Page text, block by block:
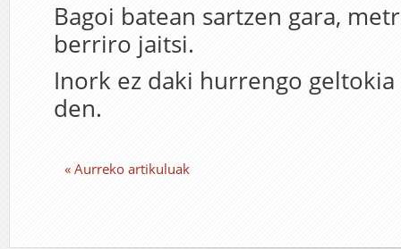
Bagoi batean sartzen gara,
berriro jaitsi.
Inork ez daki hurrengo geltokia
den.
« Aurreko artikuluak